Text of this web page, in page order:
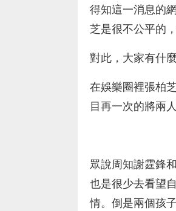
得知這一消息的
芝是很不公平的
對此，大家有什
在娛樂圈裡張柏
目再一次的將兩
眾說周知謝霆鋒
也是很少去看望
情。倒是兩個孩